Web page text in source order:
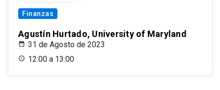
Finanzas
Agustín Hurtado, University of Maryland
31 de Agosto de 2023
12:00 a 13:00